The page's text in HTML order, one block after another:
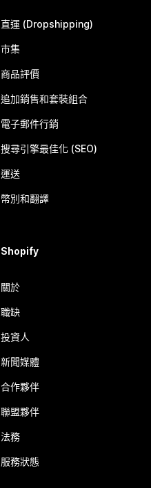
直運 (Dropshipping)
市集
商品評價
追加銷售和套裝組合
電子郵件行銷
搜尋引擎最佳化 (SEO)
運送
幣別和翻譯
Shopify
關於
職缺
投資人
新聞媒體
合作夥伴
聯盟夥伴
法務
服務狀態